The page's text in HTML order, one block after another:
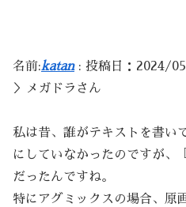
名前:katan: 投稿日：2024/
＞メガドラさん
私は昔、誰がテキストを書い
にしていなかったのですが、
だったんですね。
特にアグミックスの場合、原